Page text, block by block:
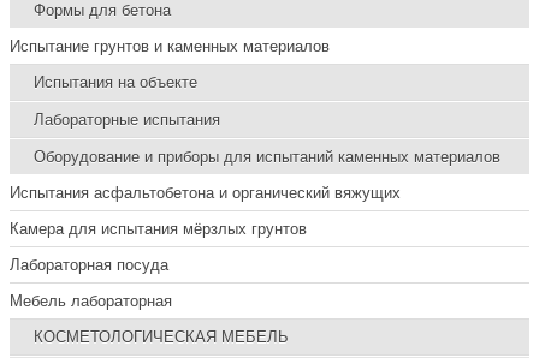
Формы для бетона
Испытание грунтов и каменных материалов
Испытания на объекте
Лабораторные испытания
Оборудование и приборы для испытаний каменных материалов
Испытания асфальтобетона и органический вяжущих
Камера для испытания мёрзлых грунтов
Лабораторная посуда
Мебель лабораторная
КОСМЕТОЛОГИЧЕСКАЯ МЕБЕЛЬ